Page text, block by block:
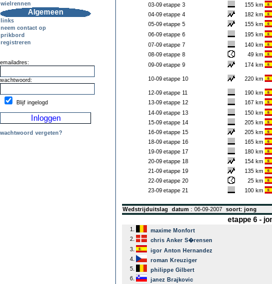
wielrennen
Algemeen
links
neem contact op
prikbord
registreren
emailadres:
wachtwoord:
Blijf ingelogd
wachtwoord vergeten?
03-09 etappe 3
155 km
04-09 etappe 4
182 km
05-09 etappe 5
155 km
06-09 etappe 6
195 km
07-09 etappe 7
140 km
08-09 etappe 8
49 km
09-09 etappe 9 174 km
10-09 etappe 10 220 km
12-09 etappe 11
190 km
13-09 etappe 12
167 km
14-09 etappe 13
150 km
15-09 etappe 14
205 km
16-09 etappe 15
205 km
18-09 etappe 16
165 km
19-09 etappe 17
180 km
20-09 etappe 18
154 km
21-09 etappe 19
135 km
22-09 etappe 20
25 km
23-09 etappe 21 100 km
Wedstrijduitslag datum : 06-09-2007 soort: jong
etappe 6 -
1.
maxime Monfort
2.
chris Anker S�rensen
3.
igor Anton Hernandez
4.
roman Kreuziger
5.
philippe Gilbert
6.
janez Brajkovic